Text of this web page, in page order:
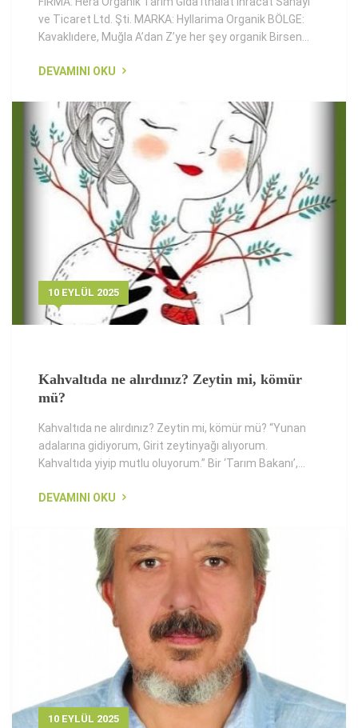
ve Ticaret Ltd. Şti. MARKA: Hyllarima Organik BÖLGE:
Kavaklıdere, Muğla A’dan Z’ye her şey organik Birsen...
DEVAMINI OKU
10 EYLÜL 2025
Kahvaltıda ne alırdınız? Zeytin mi, kömür
mü?
Kahvaltıda ne alırdınız? Zeytin mi, kömür mü? “Yunan
adalarına gidiyorum, Girit zeytinyağı alıyorum.
Kahvaltıda yiyip mutlu oluyorum.” Bir ‘Tarım Bakanı’,...
DEVAMINI OKU
10 EYLÜL 2025